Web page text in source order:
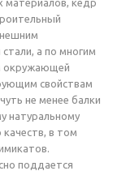
материалов, кедр
а по многим
окружающей
свойствам
не менее балки
натуральному
качеств, в том
поддается